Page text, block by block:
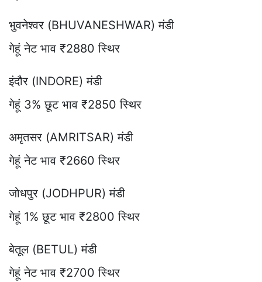
भुवनेश्वर (BHUVANESHWAR) मंडी
गेहूं नेट भाव ₹2880 स्थिर
इंदौर (INDORE) मंडी
गेहूं 3% छूट भाव ₹2850 स्थिर
अमृतसर (AMRITSAR) मंडी
गेहूं नेट भाव ₹2660 स्थिर
जोधपुर (JODHPUR) मंडी
गेहूं 1% छूट भाव ₹2800 स्थिर
बेतूल (BETUL) मंडी
गेहूं नेट भाव ₹2700 स्थिर